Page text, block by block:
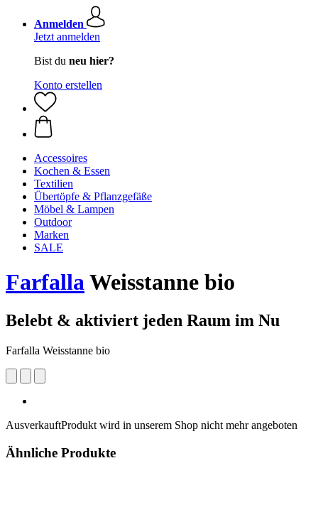
Anmelden
Jetzt anmelden
Bist du neu hier?
Konto erstellen
Accessoires
Kochen & Essen
Textilien
Übertöpfe & Pflanzgefäße
Möbel & Lampen
Outdoor
Marken
SALE
FarfallaWeisstanne bio
Belebt & aktiviert jeden Raum im Nu
Farfalla Weisstanne bio
AusverkauftProdukt wird in unserem Shop nicht mehr angeboten
Ähnliche Produkte